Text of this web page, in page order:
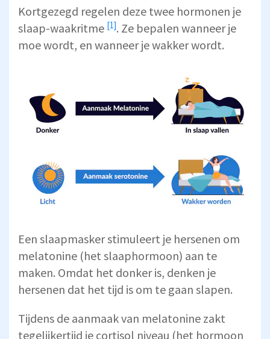
Kortgezegd regelen deze twee hormonen je
slaap-waakritme [1]. Ze bepalen wanneer je
moe wordt, en wanneer je wakker wordt.
Een slaapmasker stimuleert je hersenen om
melatonine (het slaaphormoon) aan te
maken. Omdat het donker is, denken je
hersenen dat het tijd is om te gaan slapen.
Tijdens de aanmaak van melatonine zakt
tegelijkertijd je cortisol niveau (het hormoon